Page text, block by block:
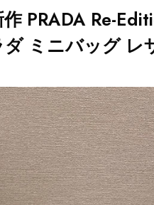
PRADA Re-
ミニバッグ レ